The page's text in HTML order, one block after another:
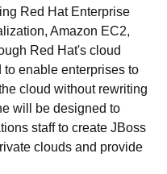
Red Hat Enterprise
Amazon EC2,
Red Hat's cloud
enable enterprises to
cloud without rewriting
will be designed to
staff to create JBoss
clouds and provide